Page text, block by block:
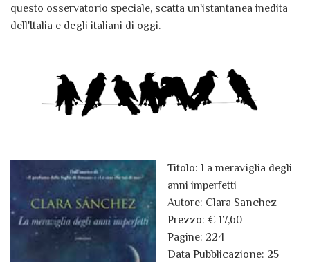
questo osservatorio speciale, scatta un'istantanea inedita
dell'Italia e degli italiani di oggi.
Titolo: La meraviglia degli
anni imperfetti
Autore: Clara Sanchez
Prezzo: € 17,60
Pagine: 224
Data Pubblicazione: 25